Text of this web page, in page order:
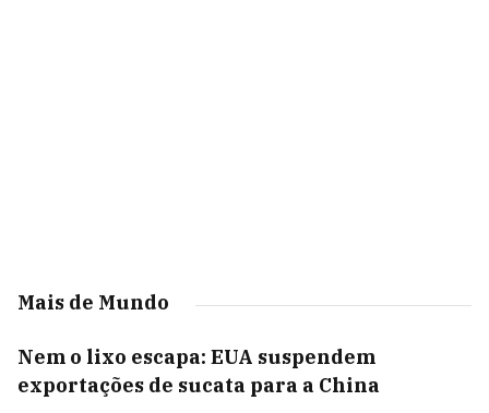
Mais de Mundo
Nem o lixo escapa: EUA suspendem
exportações de sucata para a China